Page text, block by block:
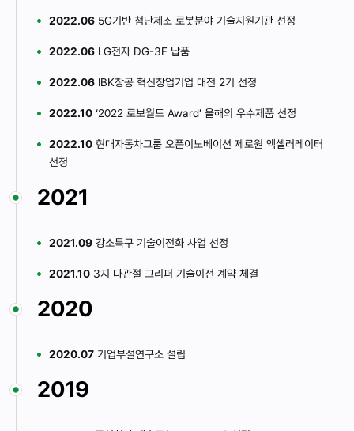
2022.06 5G기반 첨단제조 로봇분야 기술지원기관 선정
2022.06 LG전자 DG-3F 납품
2022.06 IBK창공 혁신창업기업 대전 2기 선정
2022.10 ‘2022 로보월드 Award’ 올해의 우수제품 선정
2022.10 현대자동차그룹 오픈이노베이션 제로원 액셀러레이터
선정
2021
2021.09 강소특구 기술이전화 사업 선정
2021.10 3지 다관절 그리퍼 기술이전 계약 체결
2020
2020.07 기업부설연구소 설립
2019